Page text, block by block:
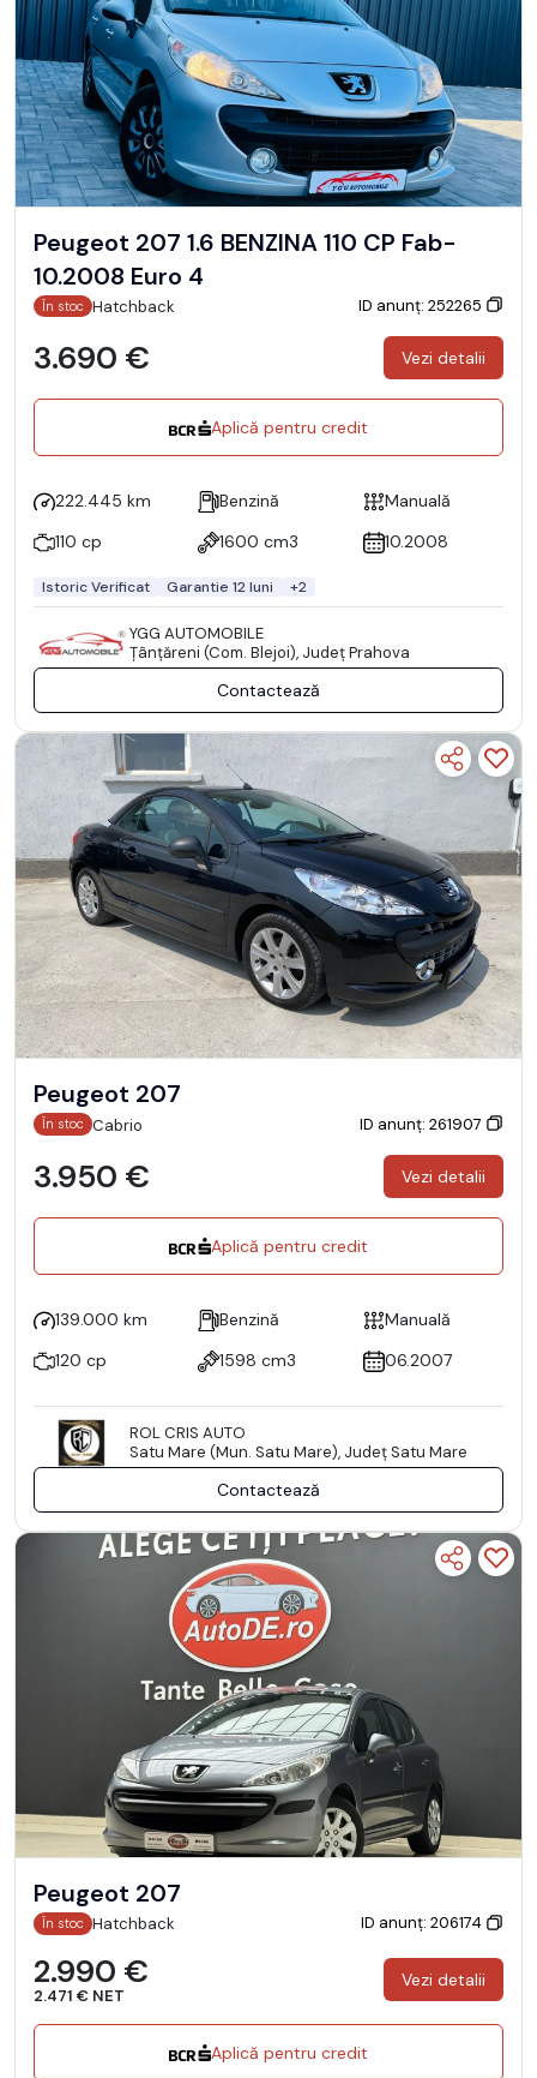
Peugeot 207 1.6 BENZINA 110 CP Fab-
10.2008 Euro 4
În stoc Hatchback ID anunț: 252265
3.690 € Vezi detalii
Aplică pentru credit
222.445 km Benzină
Manuală
110 cp
1600 cm3 10.2008
Istoric Verificat Garantie 12 luni +2
YGG AUTOMOBILE
Ţânţăreni (Com. Blejoi), Județ Prahova
Contactează
Peugeot 207
În stoc Cabrio ID anunț: 261907
3.950 € Vezi detalii
Aplică pentru credit
139.000 km Benzină
Manuală
120 cp
1598 cm3 06.2007
ROL CRIS AUTO
Satu Mare (Mun. Satu Mare), Județ Satu Mare
Contactează
Peugeot 207
În stoc Hatchback ID anunț: 206174
2.990 €
2.471 € NET
Vezi detalii
Aplică pentru credit